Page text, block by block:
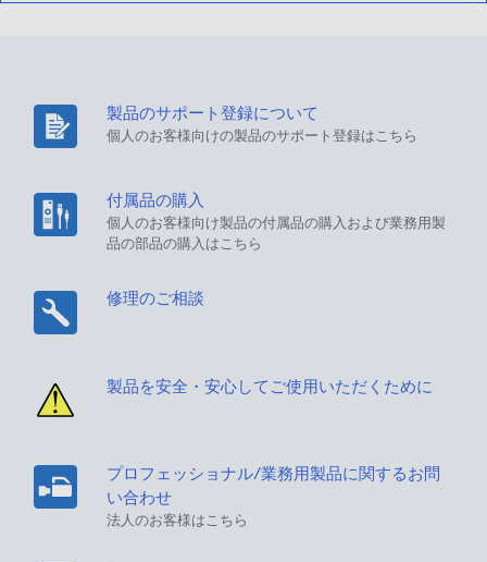
製品のサポート登録について
個人のお客様向けの製品のサポート登録はこちら
付属品の購入
個人のお客様向け製品の付属品の購入および業務用製
品の部品の購入はこちら
修理のご相談
製品を安全・安心してご使用いただくために
プロフェッショナル/業務用製品に関するお問
い合わせ
法人のお客様はこちら